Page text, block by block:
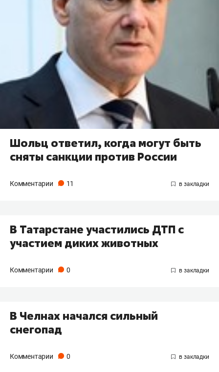
Шольц ответил, когда могут быть
сняты санкции против России
Комментарии 11
В Татарстане участились ДТП с
участием диких животных
Комментарии 0
В Челнах начался сильный
снегопад
Комментарии 0